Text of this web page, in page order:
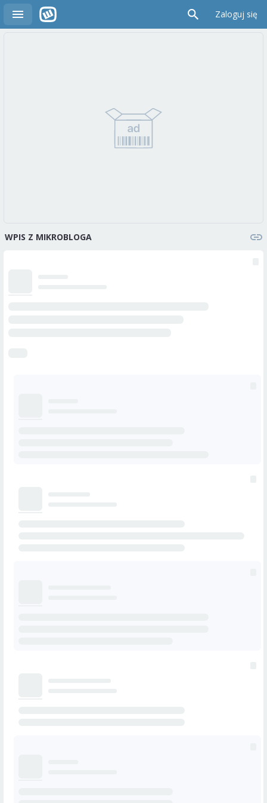
Zaloguj się
WPIS Z MIKROBLOGA